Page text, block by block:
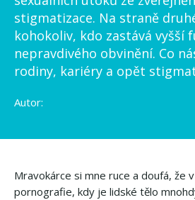
stigmatizace. Na straně
kohokoliv, kdo zastává vyšší
nepravdivého obvinění. Co
rodiny, kariéry a opět
Autor:
Mravokárce si mne ruce a doufá, že
pornografie, kdy je lidské tělo